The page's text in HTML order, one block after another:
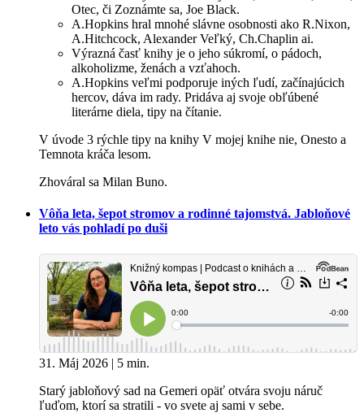
Otec, či Zoznámte sa, Joe Black.
A.Hopkins hral mnohé slávne osobnosti ako R.Nixon,
A.Hitchcock, Alexander Veľký, Ch.Chaplin ai.
Výrazná časť knihy je o jeho súkromí, o pádoch,
alkoholizme, ženách a vzťahoch.
A.Hopkins veľmi podporuje iných ľudí, začínajúcich
hercov, dáva im rady. Pridáva aj svoje obľúbené
literárne diela, tipy na čítanie.
V úvode 3 rýchle tipy na knihy V mojej knihe nie, Onesto a
Temnota kráča lesom.
Zhováral sa Milan Buno.
Vôňa leta, šepot stromov a rodinné tajomstvá. Jabloňové
leto vás pohladí po duši
31. Máj 2026 | 5 min.
Starý jabloňový sad na Gemeri opäť otvára svoju náruč
ľuďom, ktorí sa stratili - vo svete aj sami v sebe.